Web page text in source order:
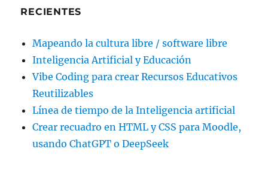
RECIENTES
Mapeando la cultura libre / software libre
Inteligencia Artificial y Educación
Vibe Coding para crear Recursos Educativos
Reutilizables
Línea de tiempo de la Inteligencia artificial
Crear recuadro en HTML y CSS para Moodle,
usando ChatGPT o DeepSeek